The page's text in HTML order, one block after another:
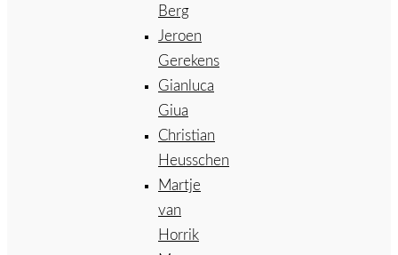
Berg
Jeroen
Gerekens
Gianluca
Giua
Christian
Heusschen
Martje
van
Horrik